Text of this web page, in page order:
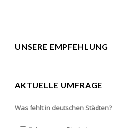
UNSERE EMPFEHLUNG
AKTUELLE UMFRAGE
Was fehlt in deutschen Städten?